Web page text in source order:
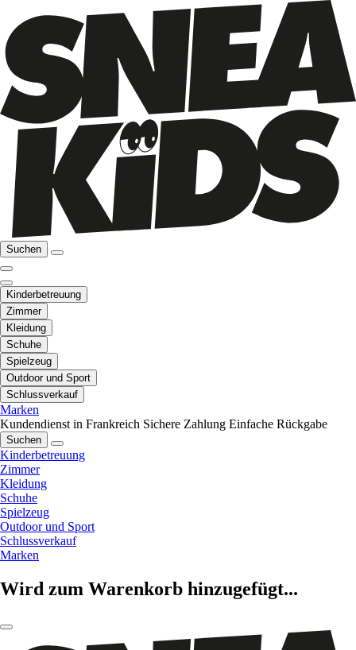
Suchen
Kinderbetreuung
Zimmer
Kleidung
Schuhe
Spielzeug
Outdoor und Sport
Schlussverkauf
Marken
Kundendienst in Frankreich Sichere Zahlung Einfache Rückgabe
Suchen
Kinderbetreuung
Zimmer
Kleidung
Schuhe
Spielzeug
Outdoor und Sport
Schlussverkauf
Marken
Wird zum Warenkorb hinzugefügt...